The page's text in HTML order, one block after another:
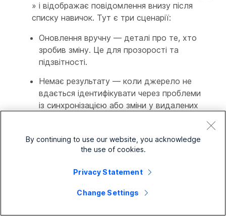
» і відображає повідомлення внизу після
списку навичок. Тут є три сценарії:
Оновлення вручну — деталі про те, хто
зробив зміну. Це для прозорості та
підзвітності.
Немає результату — коли джерело не
вдається ідентифікувати через проблеми
із синхронізацією або зміни у видалених
Система підкреслює підсумок змін у верхній
By continuing to use our website, you acknowledge
the use of cookies.
Privacy Statement
Change Settings